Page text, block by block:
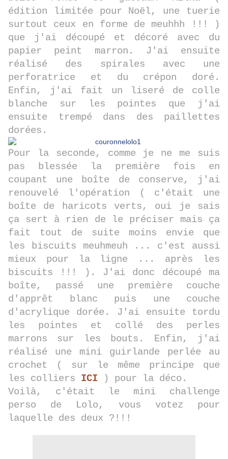
édition limitée pour Noël, une tuerie
surtout ceux en forme de meuhhh !!! )
que j'ai découpé et décoré avec du
papier peint marron. J'ai ensuite
réalisé des spirales avec une
perforatrice et du crépon doré.
Enfin, j'ai fait un liseré de colle
blanche sur les pointes que j'ai
ensuite trempé dans des paillettes
dorées.
Pour la seconde, comme je ne me suis
pas blessée la première fois en
coupant une boîte de conserve, j'ai
renouvelé l'opération ( c'était une
boîte de haricots verts, oui je sais
ça sert à rien de le préciser mais ça
fait tout de suite moins envie que
les biscuits meuhmeuh ... c'est aussi
mieux pour la ligne ... après les
biscuits !!! ). J'ai donc découpé ma
boîte, passé une première couche
d'apprêt blanc puis une couche
d'acrylique dorée. J'ai ensuite tordu
les pointes et collé des perles
marrons sur les bouts. Enfin, j'ai
réalisé une mini guirlande perlée au
crochet ( sur le même principe que
les colliers ICI ) pour la déco.
Voilà, c'était le mini challenge
perso de Lolo, vous votez pour
laquelle des deux ?!!!